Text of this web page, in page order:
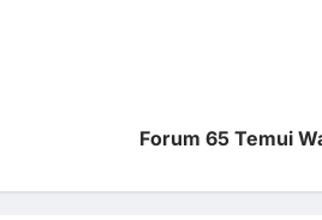
Forum 65 Temui